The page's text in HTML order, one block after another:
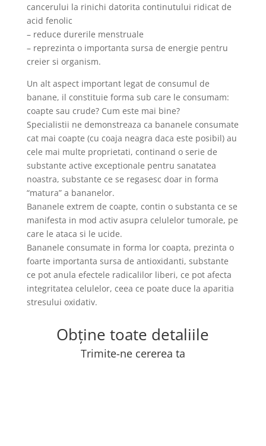
cancerului la rinichi datorita continutului ridicat de
acid fenolic
– reduce durerile menstruale
– reprezinta o importanta sursa de energie pentru
creier si organism.
Un alt aspect important legat de consumul de
banane, il constituie forma sub care le consumam:
coapte sau crude? Cum este mai bine?
Specialistii ne demonstreaza ca bananele consumate
cat mai coapte (cu coaja neagra daca este posibil) au
cele mai multe proprietati, continand o serie de
substante active exceptionale pentru sanatatea
noastra, substante ce se regasesc doar in forma
“matura” a bananelor.
Bananele extrem de coapte, contin o substanta ce se
manifesta in mod activ asupra celulelor tumorale, pe
care le ataca si le ucide.
Bananele consumate in forma lor coapta, prezinta o
foarte importanta sursa de antioxidanti, substante
ce pot anula efectele radicalilor liberi, ce pot afecta
integritatea celulelor, ceea ce poate duce la aparitia
stresului oxidativ.
Obține toate detaliile
Trimite-ne cererea ta